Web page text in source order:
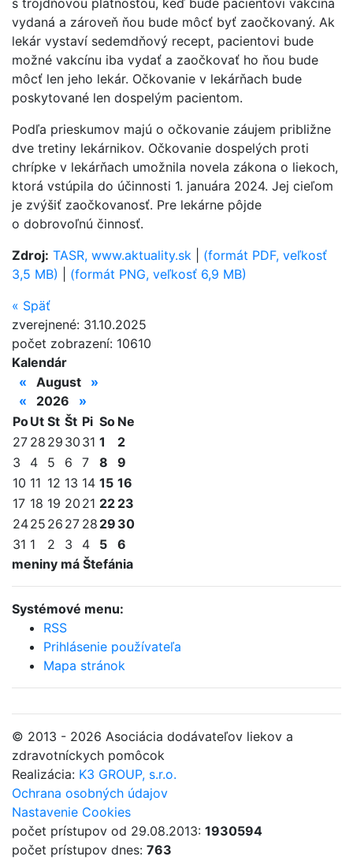
Kalendár
«
August
»
«
2026
»
PoUt St Št Pi So Ne
27 28 29 30 31 1
2
3
4 5 6 7 8
9
10 11 12 13 14 15 16
17 18 19 20 21 22 23
2425 26 27 28 29 30
31 1 2 3 4 5
6
meniny má Štefánia
Systémové menu:
RSS
Prihlásenie používateľa
Mapa stránok
s trojdňovou platnosťou, keď bude pacientovi vakcína
vydaná a zároveň ňou bude môcť byť zaočkovaný. Ak
lekár vystaví sedemdňový recept, pacientovi bude
možné vakcínu iba vydať a zaočkovať ho ňou bude
môcť len jeho lekár. Očkovanie v lekárňach bude
poskytované len dospelým pacientom.
Podľa prieskumov majú o očkovanie záujem približne
dve tretiny lekárnikov. Očkovanie dospelých proti
chrípke v lekárňach umožnila novela zákona o liekoch,
ktorá vstúpila do účinnosti 1. januára 2024. Jej cieľom
je zvýšiť zaočkovanosť. Pre lekárne pôjde
o dobrovoľnú činnosť.
Zdroj: TASR, www.aktuality.sk
(formát PDF, veľkosť
3,5 MB)
(formát PNG, veľkosť 6,9 MB)
« Späť
zverejnené: 31.10.2025
počet zobrazení: 10610
© 2013 - 2026 Asociácia dodávateľov liekov a
zdravotníckych pomôcok
Realizácia: K3 GROUP, s.r.o.
Ochrana osobných údajov
Nastavenie Cookies
počet prístupov od 29.08.2013: 1930594
počet prístupov dnes: 763